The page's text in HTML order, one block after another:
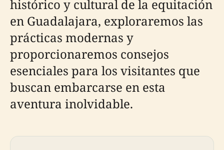
histórico y cultural de la equitación
en Guadalajara, exploraremos las
prácticas modernas y
proporcionaremos consejos
esenciales para los visitantes que
buscan embarcarse en esta
aventura inolvidable.